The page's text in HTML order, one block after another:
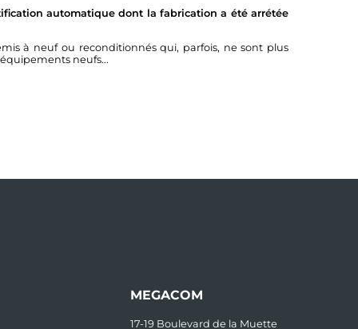
automatique dont la fabrication a été arrétée
à neuf ou reconditionnés qui, parfois, ne sont plus
neufs...
MEGACOM
17-19 Boulevard de la Muette